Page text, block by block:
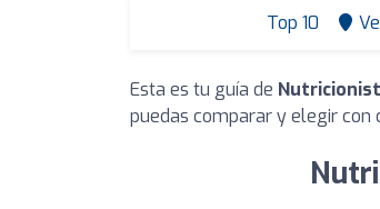
Top 10
Esta es tu guía de
puedas comparar y elegir con